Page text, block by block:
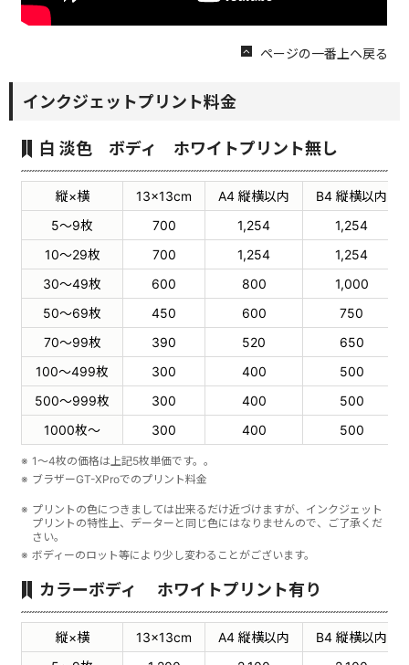
ページの一番上ヘ戻る
インクジェットプリント料金
白 淡色 ボディ ホワイトプリント無し
縦×横 13×13cm A4 縦横以内
B4 縦横以内
5〜9枚
700 1,254
1,254
10〜29枚
700 1,254
1,254
30〜49枚
600 800
1,000
50〜69枚
450 600
750
70〜99枚
390 520
650
100〜499枚
300 400
500
500〜999枚
300 400
500
1000枚〜
300 400 500
1～4枚の価格は上記5枚単価です。。
ブラザーGT-XProでのプリント料金
プリントの色につきましては出来るだけ近づけますが、インクジェット
プリントの特性上、データーと同じ色にはなりませんので、ご了承くだ
さい。
ボディーのロット等により少し変わることがございます。
カラーボディ ホワイトプリント有り
縦×横 13×13cm A4 縦横以内
B4 縦横以内